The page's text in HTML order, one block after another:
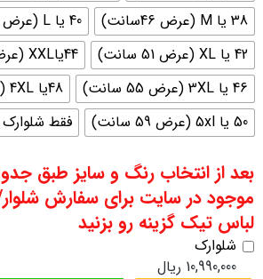
38 یا M (عرض 46سانت)
40 یا L (عرض 48 سانت)
42 یا XL (عرض 51 سانت)
44یاXXL (عرض 53 سانت)
46 یا 3XL (عرض 55 سانت)
48یا 4XL (عرض 57 سانت)
50 یا 5xl (عرض 59 سانت)
فقط
بعد از انتخاب رنگ و سایز طبق
موجود در سایت برای سفارش
لباس تیک گزینه رو بزنید
شلوارک
10,990,000 ریال